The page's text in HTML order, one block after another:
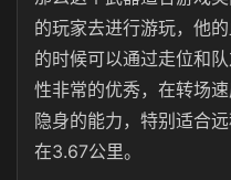
的玩家去进行游玩，他
的时候可以通过走位和
性非常的优秀，在转场
隐身的能力，特别适合
在3.67公里。